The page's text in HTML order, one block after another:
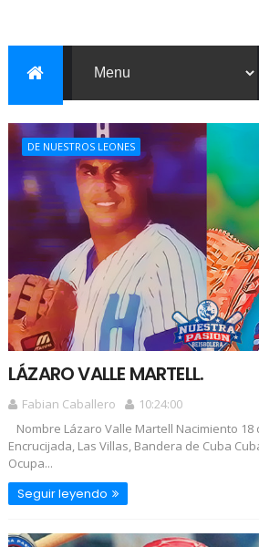
DE NUESTROS LEONES
LÁZARO VALLE MARTELL.
Fabian Caballero
10:24:00
Nombre Lázaro Valle Martell Nacimiento 18
Encrucijada, Las Villas, Bandera de Cuba
Ocupa...
Seguir leyendo